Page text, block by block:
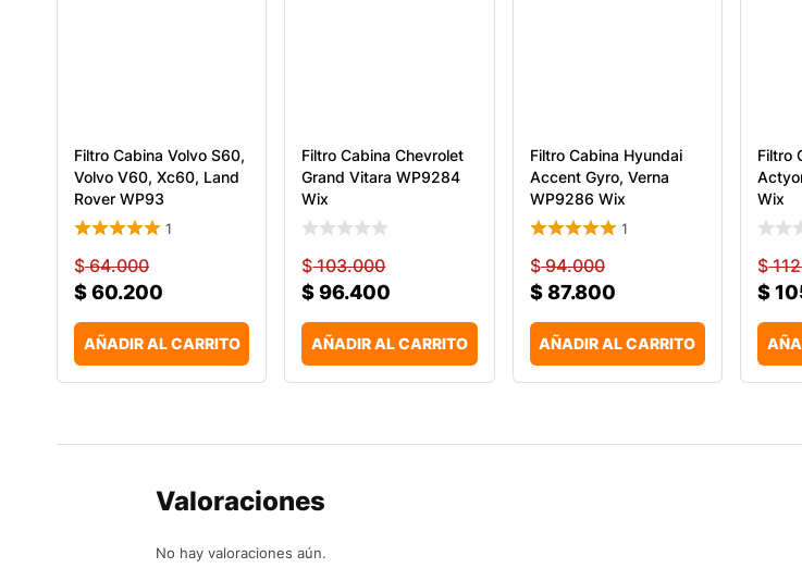
Filtro Cabina Volvo S60,
Volvo V60, Xc60, Land
Rover WP93
1
$64.000
$60.200
AÑADIR AL CARRITO
Filtro Cabina Chevrolet
Grand Vitara WP9284
Wix
$103.000
$96.400
AÑADIR AL CARRITO
Filtro Cabina Hyundai
Accent Gyro, Verna
WP9286 Wix
1
$94.000
$87.800
AÑADIR AL CARRITO
Filtro
Wix
$
$
Valoraciones
No hay valoraciones aún.